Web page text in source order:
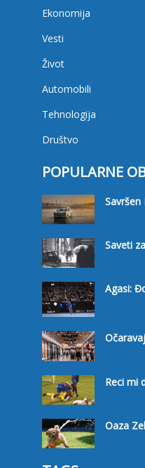
Ekonomija
Vesti
Život
Automobili
Tehnologija
Društvo
POPULARNE
Savršen
Saveti
Agasi:
Reci mi
Oaza